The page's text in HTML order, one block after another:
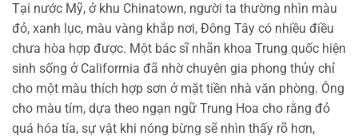
Tại nước Mỹ, ở khu Chinatown, người ta thường nhìn màu
đỏ, xanh lục, màu vàng khắp nơi, Ðông Tây có nhiều điều
chưa hòa hợp được. Một bác sĩ nhãn khoa Trung quốc hiện
sinh sống ở Califorrnia đã nhờ chuyên gia phong thủy chỉ
cho một màu thích hợp sơn ở mặt tiền nhà văn phòng. Ông
cho màu tím, dựa theo ngạn ngữ Trung Hoa cho rằng đỏ
quá hóa tía, sự vật khi nóng bừng sẽ nhìn thấy rõ hơn,